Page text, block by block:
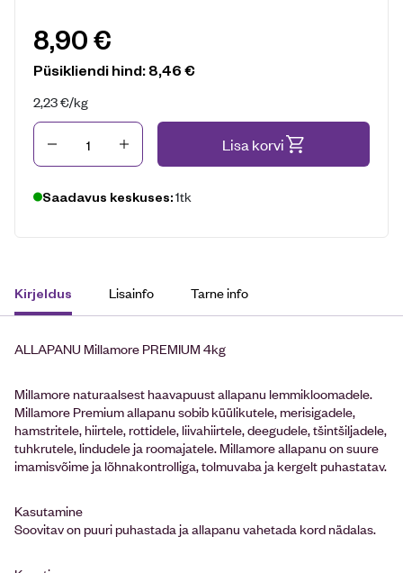
8,90€
Püsikliendi hind:8,46€
2,23€/kg
Kogus Lisa korvi
Saadavus keskuses:1tk
Kirjeldus Lisainfo Tarne info
ALLAPANU Millamore PREMIUM 4kg
Millamore naturaalsest haavapuust allapanu lemmikloomadele.
Millamore Premium allapanu sobib küülikutele, merisigadele,
hamstritele, hiirtele, rottidele, liivahiirtele, deegudele, tšintšiljadele,
tuhkrutele, lindudele ja roomajatele. Millamore allapanu on suure
imamisvõime ja lõhnakontrolliga, tolmuvaba ja kergelt puhastatav.
Kasutamine
Soovitav on puuri puhastada ja allapanu vahetada kord nädalas.